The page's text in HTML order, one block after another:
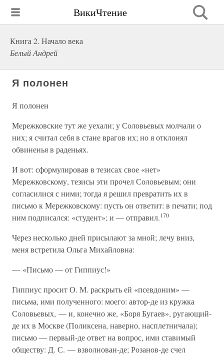
ВикиЧтение
Книга 2. Начало века
Белый Андрей
Я полонен
Я полонен
Мережковские тут же уехали; у Соловьевых молчали о
них; я считал себя в стане врагов их; но я отклонял
обвиненья в раденьях.
И вот: сформулировав в тезисах свое «нет»
Мережковскому, тезисы эти прочел Соловьевым; они
согласилися с ними; тогда я решил превратить их в
письмо к Мережковскому: пусть он ответит: в печати; под
ним подписался: «студент»; и — отправил.170
Через несколько дней присылают за мной; лечу вниз,
меня встретила Ольга Михайловна:
— «Письмо — от Гиппиус!»
Гиппиус просит О. М. раскрыть ей «псевдоним» —
письма, ими полученного: моего: автор-де из кружка
Соловьевых, — и, конечно же, «Боря Бугаев», ругающий-
де их в Москве (Поликсена, наверно, насплетничала);
письмо — первый-де ответ на вопрос, ими ставимый
обществу: Д. С. — взволнован-де; Розанов-де счел